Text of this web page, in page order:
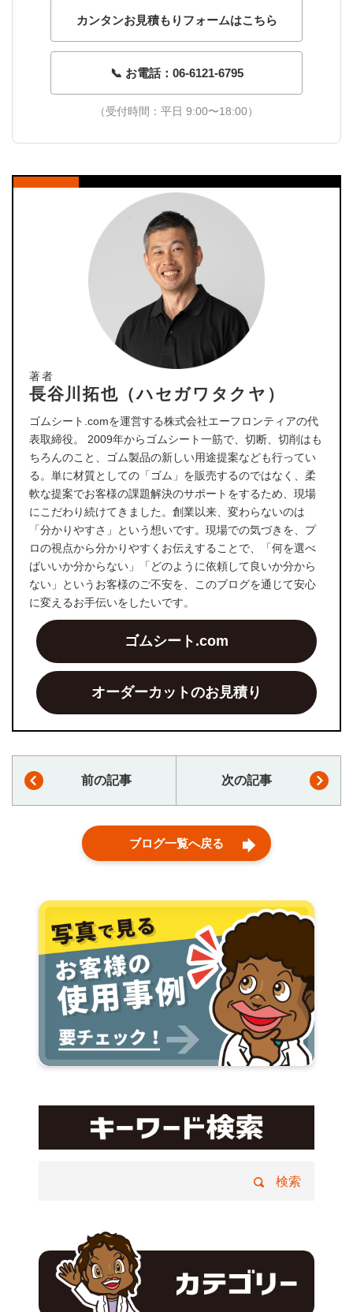
カンタンお見積もりフォームはこちら
📞 お電話：06-6121-6795
（受付時間：平日 9:00〜18:00）
著者
長谷川拓也（ハセガワタクヤ）
ゴムシート.comを運営する株式会社エーフロンティアの代
表取締役。 2009年からゴムシート一筋で、切断、切削はも
ちろんのこと、ゴム製品の新しい用途提案なども行ってい
る。単に材質としての「ゴム」を販売するのではなく、柔
軟な提案でお客様の課題解決のサポートをするため、現場
にこだわり続けてきました。創業以来、変わらないのは
「分かりやすさ」という想いです。現場での気づきを、プ
ロの視点から分かりやすくお伝えすることで、「何を選べ
ばいいか分からない」「どのように依頼して良いか分から
ない」というお客様のご不安を、このブログを通じて安心
に変えるお手伝いをしたいです。
ゴムシート.com
オーダーカットのお見積り
前の記事 次の記事
ブログ一覧へ戻る